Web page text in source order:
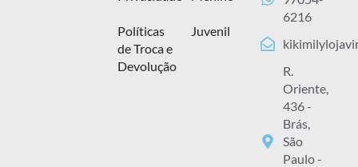
Políticas
de Troca e
Devolução
Juvenil
6216
R.
Oriente,
436 -
Brás,
São
Paulo -